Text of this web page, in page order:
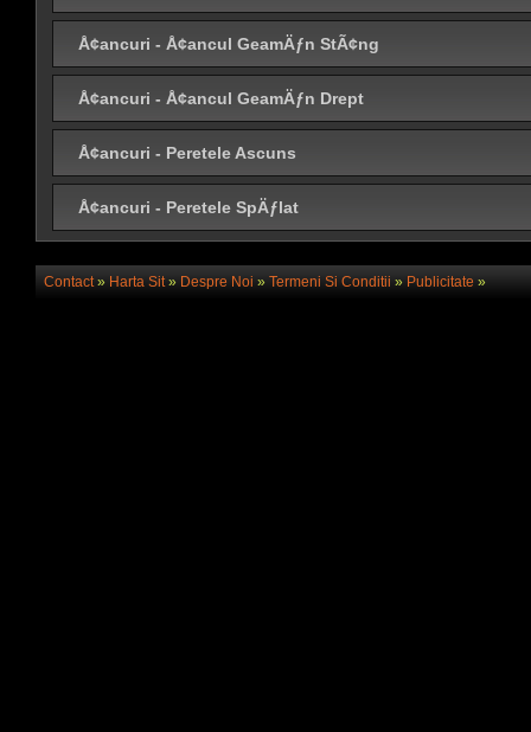
Å¢ancuri - Å¢ancul GeamÄƒn StÃ¢ng
Å¢ancuri - Å¢ancul GeamÄƒn Drept
Å¢ancuri - Peretele Ascuns
Å¢ancuri - Peretele SpÄƒlat
Contact» Harta Sit» Despre Noi » Termeni Si Conditii » Publicitate»